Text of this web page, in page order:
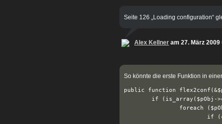
Seite 126 „Loading configuration“
Alex Kellner am 27. März 2009
So könnte die erste Funktion in
public function